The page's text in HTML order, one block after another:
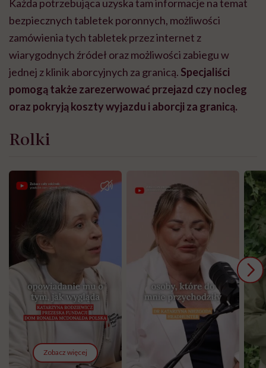
Każda potrzebująca uzyska tam informacje na temat
bezpiecznych tabletek poronnych, możliwości
zamówienia tych tabletek przez internet z
wiarygodnych źródeł oraz możliwości zabiegu w
jednej z klinik aborcyjnych za granicą. Specjaliści
pomogą także zarezerwować przejazd czy nocleg
oraz pokryją koszty wyjazdu i aborcji za granicą.
Rolki
Zobacz więcej